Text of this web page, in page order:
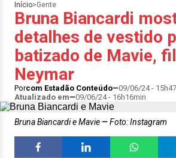
Início>Gente
Bruna Biancardi
detalhes de vestido
batizado de Mavie,
Neymar
Porcom Estadão Conteúdo 09/06/24 -
Atualizado em
09/06/24 - 16h16min
Bruna Biancardi e Mavie Foto: Instagram